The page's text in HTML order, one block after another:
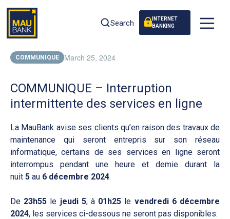
Search
INTERNET
BANKING
COMMUNIQUE March 25, 2024
COMMUNIQUE – Interruption
intermittente des services en ligne
La MauBank avise ses clients qu’en raison des travaux de
maintenance qui seront entrepris sur son réseau
informatique, certains de ses services en ligne seront
interrompus pendant une heure et demie durant la
nuit 5 au 6 décembre 2024.
De 23h55 le jeudi 5, à 01h25 le vendredi 6 décembre
2024, les services ci-dessous ne seront pas disponibles: